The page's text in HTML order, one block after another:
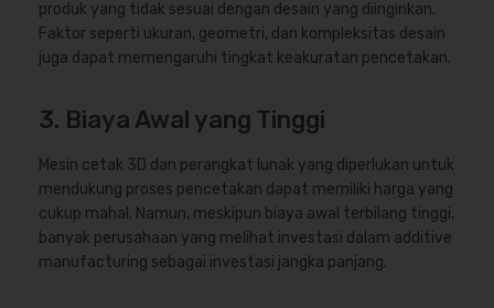
produk yang tidak sesuai dengan desain yang diinginkan.
Faktor seperti ukuran, geometri, dan kompleksitas desain
juga dapat memengaruhi tingkat keakuratan pencetakan.
3. Biaya Awal yang Tinggi
Mesin cetak 3D dan perangkat lunak yang diperlukan untuk
mendukung proses pencetakan dapat memiliki harga yang
cukup mahal. Namun, meskipun biaya awal terbilang tinggi,
banyak perusahaan yang melihat investasi dalam additive
manufacturing sebagai investasi jangka panjang.